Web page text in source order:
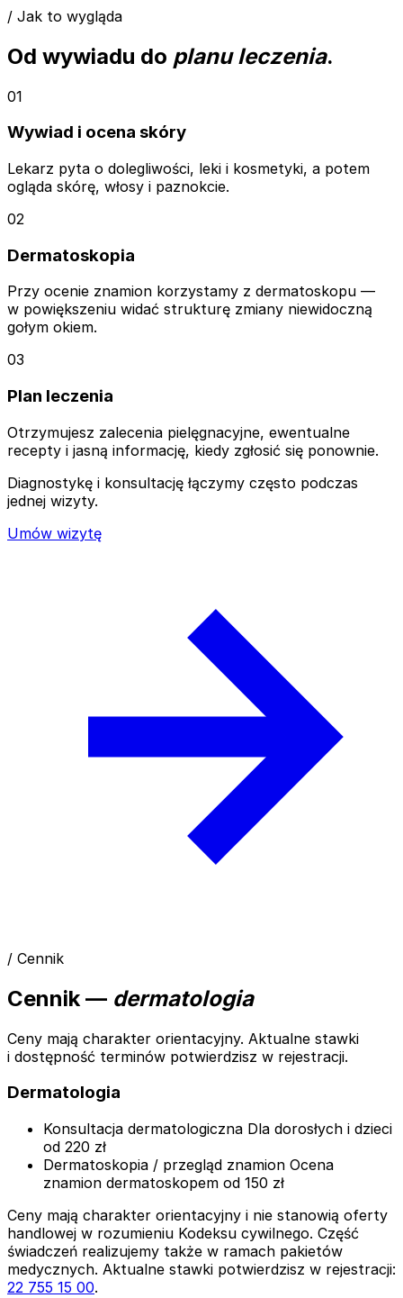
/ Jak to wygląda
Od wywiadu do planu leczenia.
01
Wywiad i ocena skóry
Lekarz pyta o dolegliwości, leki i kosmetyki, a potem
ogląda skórę, włosy i paznokcie.
02
Dermatoskopia
Przy ocenie znamion korzystamy z dermatoskopu —
w powiększeniu widać strukturę zmiany niewidoczną
gołym okiem.
03
Plan leczenia
Otrzymujesz zalecenia pielęgnacyjne, ewentualne
recepty i jasną informację, kiedy zgłosić się ponownie.
Diagnostykę i konsultację łączymy często podczas
jednej wizyty.
Umów wizytę
/ Cennik
Cennik — dermatologia
Ceny mają charakter orientacyjny. Aktualne stawki
i dostępność terminów potwierdzisz w rejestracji.
Dermatologia
Konsultacja dermatologiczna Dla dorosłych i dzieci
od 220 zł
Dermatoskopia / przegląd znamion Ocena
znamion dermatoskopem od 150 zł
Ceny mają charakter orientacyjny i nie stanowią oferty
handlowej w rozumieniu Kodeksu cywilnego. Część
świadczeń realizujemy także w ramach pakietów
medycznych. Aktualne stawki potwierdzisz w rejestracji:
22 755 15 00.